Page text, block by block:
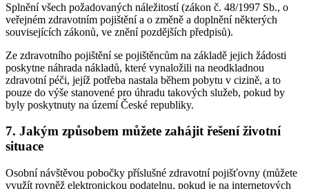
Splnění všech požadovaných náležitostí (zákon č. 48/1997 Sb., o
veřejném zdravotním pojištění a o změně a doplnění některých
souvisejících zákonů, ve znění pozdějších předpisů).
Ze zdravotního pojištění se pojištěncům na základě jejich žádosti
poskytne náhrada nákladů, které vynaložili na neodkladnou
zdravotní péči, jejíž potřeba nastala během pobytu v cizině, a to
pouze do výše stanovené pro úhradu takových služeb, pokud by
byly poskytnuty na území České republiky.
7. Jakým způsobem můžete zahájit řešení životní
situace
Osobní návštěvou pobočky příslušné zdravotní pojišťovny (můžete
využít rovněž elektronickou podatelnu, pokud je na internetových